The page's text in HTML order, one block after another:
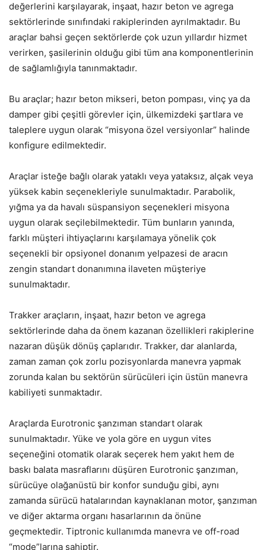
değerlerini karşılayarak, inşaat, hazır beton ve agrega
sektörlerinde sınıfındaki rakiplerinden ayrılmaktadır. Bu
araçlar bahsi geçen sektörlerde çok uzun yıllardır hizmet
verirken, şasilerinin olduğu gibi tüm ana komponentlerinin
de sağlamlığıyla tanınmaktadır.
Bu araçlar; hazır beton mikseri, beton pompası, vinç ya da
damper gibi çeşitli görevler için, ülkemizdeki şartlara ve
taleplere uygun olarak “misyona özel versiyonlar” halinde
konfigure edilmektedir.
Araçlar isteğe bağlı olarak yataklı veya yataksız, alçak veya
yüksek kabin seçenekleriyle sunulmaktadır. Parabolik,
yığma ya da havalı süspansiyon seçenekleri misyona
uygun olarak seçilebilmektedir. Tüm bunların yanında,
farklı müşteri ihtiyaçlarını karşılamaya yönelik çok
seçenekli bir opsiyonel donanım yelpazesi de aracın
zengin standart donanımına ilaveten müşteriye
sunulmaktadır.
Trakker araçların, inşaat, hazır beton ve agrega
sektörlerinde daha da önem kazanan özellikleri rakiplerine
nazaran düşük dönüş çaplarıdır. Trakker, dar alanlarda,
zaman zaman çok zorlu pozisyonlarda manevra yapmak
zorunda kalan bu sektörün sürücüleri için üstün manevra
kabiliyeti sunmaktadır.
Araçlarda Eurotronic şanzıman standart olarak
sunulmaktadır. Yüke ve yola göre en uygun vites
seçeneğini otomatik olarak seçerek hem yakıt hem de
baskı balata masraflarını düşüren Eurotronic şanzıman,
sürücüye olağanüstü bir konfor sunduğu gibi, aynı
zamanda sürücü hatalarından kaynaklanan motor, şanzıman
ve diğer aktarma organı hasarlarının da önüne
geçmektedir. Tiptronic kullanımda manevra ve off-road
“mode”larına sahiptir.